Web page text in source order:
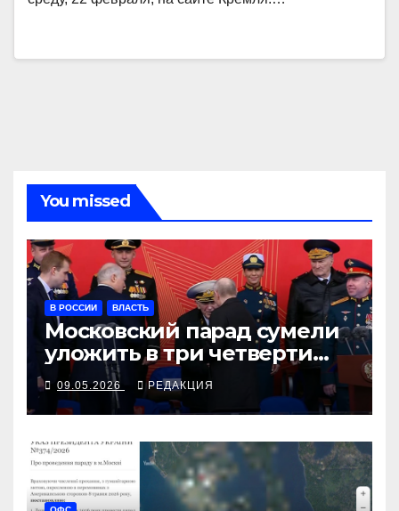
You missed
В РОССИИ ВЛАСТЬ
Московский парад сумели
уложить в три четверти
часа
09.05.2026 РЕДАКЦИЯ